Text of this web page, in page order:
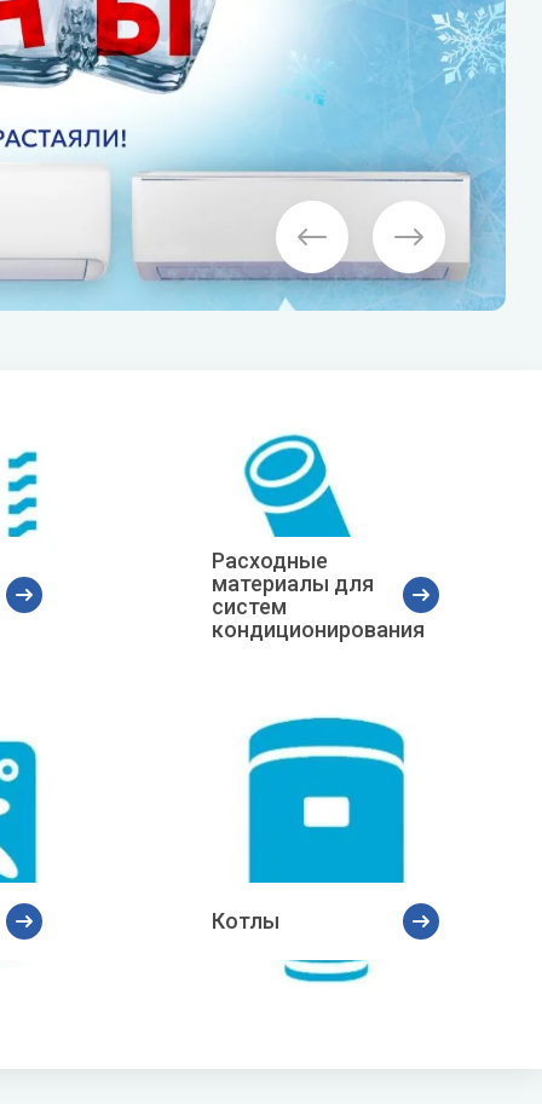
Дренажные насосы
Показать все
Электрические котлы
Настенные газовые котлы
Напольные газовые котлы
Показать все
Бытовые фильтры
Обратный осмос
Фильтры «рядом с мойкой»
Системы «под мойку» нового
поколения Expert
Funai
Gruner
N O
W
Wester
WILO-NATIVE
Расходные
материалы для
систем
кондиционирования
Котлы